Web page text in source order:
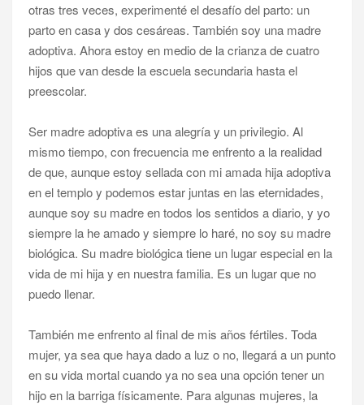
otras tres veces, experimenté el desafío del parto: un
parto en casa y dos cesáreas. También soy una madre
adoptiva. Ahora estoy en medio de la crianza de cuatro
hijos que van desde la escuela secundaria hasta el
preescolar.
Ser madre adoptiva es una alegría y un privilegio. Al
mismo tiempo, con frecuencia me enfrento a la realidad
de que, aunque estoy sellada con mi amada hija adoptiva
en el templo y podemos estar juntas en las eternidades,
aunque soy su madre en todos los sentidos a diario, y yo
siempre la he amado y siempre lo haré, no soy su madre
biológica. Su madre biológica tiene un lugar especial en la
vida de mi hija y en nuestra familia. Es un lugar que no
puedo llenar.
También me enfrento al final de mis años fértiles. Toda
mujer, ya sea que haya dado a luz o no, llegará a un punto
en su vida mortal cuando ya no sea una opción tener un
hijo en la barriga físicamente. Para algunas mujeres, la